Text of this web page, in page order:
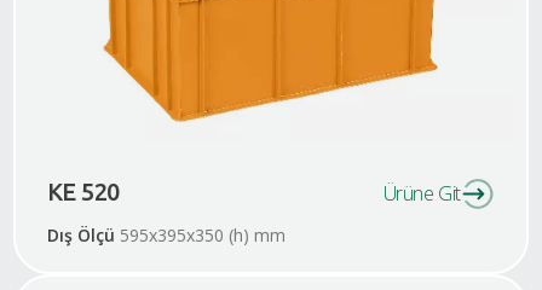
KE 520
Dış Ölçü 595x395x350 (h) mm
Ürüne Git